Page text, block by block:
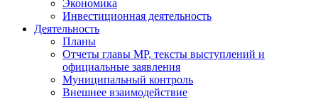
Экономика
Инвестиционная деятельность
Деятельность
Планы
Отчеты главы МР, тексты выступлений и
официальные заявления
Муниципальный контроль
Внешнее взаимодействие